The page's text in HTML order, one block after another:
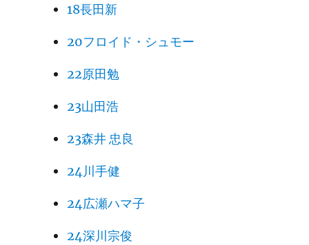
18長田新
20フロイド・シュモー
22原田勉
23山田浩
23森井 忠良
24川手健
24広瀬ハマ子
24深川宗俊